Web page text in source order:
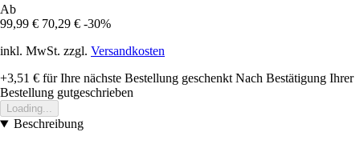
Ab
99,99 € 70,29 € -30%
inkl. MwSt. zzgl. Versandkosten
+3,51 € für Ihre nächste Bestellung geschenkt Nach Bestätigung Ihrer
Bestellung gutgeschrieben
Loading...
Beschreibung